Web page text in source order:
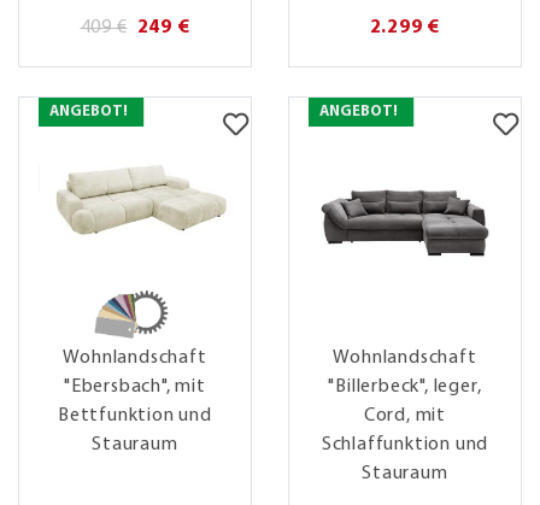
409 € 249 € 2.299 €
ANGEBOT!
Wohnlandschaft
"Ebersbach", mit
Bettfunktion und
Stauraum
ANGEBOT!
Wohnlandschaft
"Billerbeck", leger,
Cord, mit
Schlaffunktion und
Stauraum